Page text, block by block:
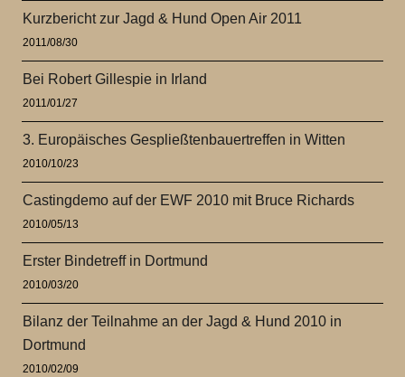
Kurzbericht zur Jagd & Hund Open Air 2011
2011/08/30
Bei Robert Gillespie in Irland
2011/01/27
3. Europäisches Gespließtenbauertreffen in Witten
2010/10/23
Castingdemo auf der EWF 2010 mit Bruce Richards
2010/05/13
Erster Bindetreff in Dortmund
2010/03/20
Bilanz der Teilnahme an der Jagd & Hund 2010 in
Dortmund
2010/02/09